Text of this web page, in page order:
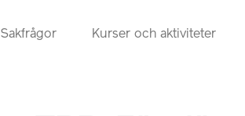
Sakfrågor Kurser och aktiviteter